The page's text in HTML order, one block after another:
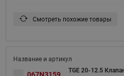
Смотреть похожие товары
TGE 20-12.5